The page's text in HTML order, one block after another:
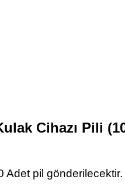
Cihazı Pili
Adet pil gönderilecektir.